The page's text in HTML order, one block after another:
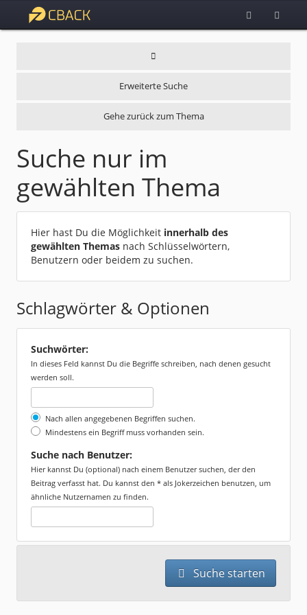
Erweiterte Suche
Gehe zurück zum Thema
Suche nur im
gewählten Thema
Hier hast Du die Möglichkeit innerhalb des
gewählten Themas nach Schlüsselwörtern,
Benutzern oder beidem zu suchen.
Schlagwörter & Optionen
Suchwörter:
In dieses Feld kannst Du die Begriffe schreiben, nach denen gesucht
werden soll.
Nach allen angegebenen Begriffen suchen.
Mindestens ein Begriff muss vorhanden sein.
Suche nach Benutzer:
Hier kannst Du (optional) nach einem Benutzer suchen, der den
Beitrag verfasst hat. Du kannst den * als Jokerzeichen benutzen, um
ähnliche Nutzernamen zu finden.
Suche starten